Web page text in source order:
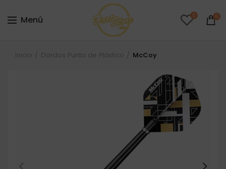
Menú 0 0
Inicio Dardos Punta de Plástico McCoy